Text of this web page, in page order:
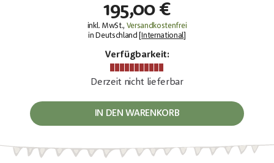
195,00 €
inkl. MwSt., Versandkostenfrei
in Deutschland [
International]
Verfügbarkeit:
Derzeit nicht lieferbar
IN DEN WARENKORB